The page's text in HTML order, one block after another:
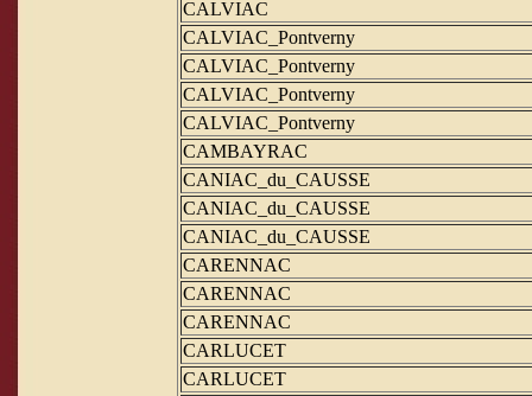
CALVIAC
CALVIAC_Pontverny
CALVIAC_Pontverny
CALVIAC_Pontverny
CALVIAC_Pontverny
CAMBAYRAC
CANIAC_du_CAUSSE
CANIAC_du_CAUSSE
CANIAC_du_CAUSSE
CARENNAC
CARENNAC
CARENNAC
CARLUCET
CARLUCET